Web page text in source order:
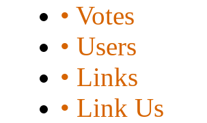
• Votes
• Users
• Links
• Link Us